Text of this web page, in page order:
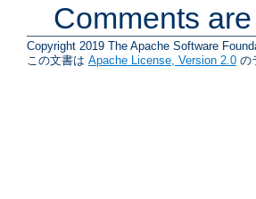
Comments
Copyright 2019 The Apache Software
この文書は Apache License, Version 2.0 の